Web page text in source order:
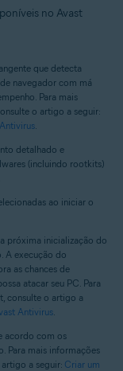
no Avast
que detecta
navegador com má
Para mais
o artigo a seguir:
.
detalhado e
(incluindo rootkits)
ao iniciar o
próxima inicialização do
A execução do
as chances de
atacar seu PC. Para
consulte o artigo a
Antivirus.
acordo com os
Para mais informações
a seguir: Criar um